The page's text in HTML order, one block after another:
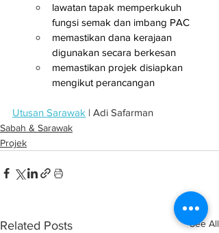
lawatan tapak memperkukuh
fungsi semak dan imbang PAC
memastikan dana kerajaan
digunakan secara berkesan
memastikan projek disiapkan
mengikut perancangan
Utusan Sarawak | Adi Safarman
Sabah & Sarawak
Projek
Related Posts See All